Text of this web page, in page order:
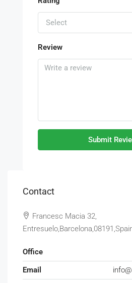
Select
Review
Submit
Contact
Francesc Macia 32,
Office
Email